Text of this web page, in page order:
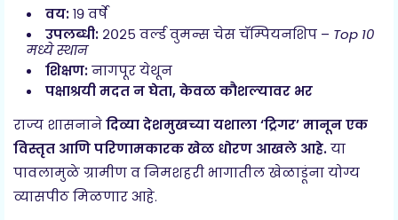
वय:१९ वर्षे
उपलब्धी: २०२५ वर्ल्ड वुमन्स चेस चॅम्पियनशिप – Top 10
मध्ये स्थान
शिक्षण:नागपूर येथून
पक्षाश्रयी मदत न घेता, केवळ कौशल्यावर भर
राज्य शासनानेदिव्या देशमुखच्या यशाला ‘ट्रिगर’ मानून एक
विस्तृत आणि परिणामकारक खेळ धोरण आखले आहे.या
पावलामुळे ग्रामीण व निमशहरी भागातील खेळाडूंना योग्य
व्यासपीठ मिळणार आहे.